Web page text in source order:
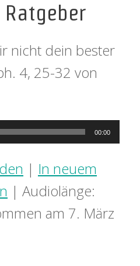
nicht dein bester
4, 25-32 von
00:00
| In neuem
| Audiolänge:
am 7. März